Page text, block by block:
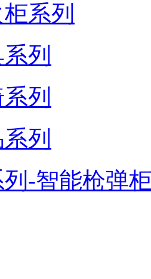
系列
列
列
列
-智能枪弹